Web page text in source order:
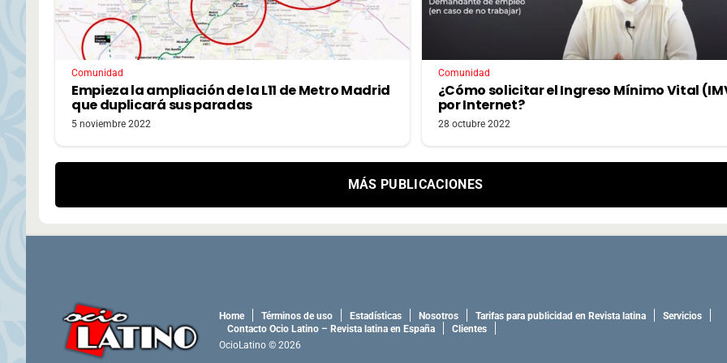
Comunidad
Empieza la ampliación de la L11 de Metro Madrid
que duplicará sus paradas
5 noviembre 2022
Comunidad
¿Cómo solicitar el Ingreso Mínimo Vital
por Internet?
28 octubre 2022
MÁS PUBLICACIONES
Home Términos de uso Estadísticas Nosotros Tarifas para publicidad en Revista latina
Servicios
Contacto Ocio Latino – Revista latina en España
Clientes
OcioLatino © 2026